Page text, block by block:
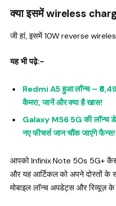
क्या इसमें wireless
जी हां, इसमें 10W reverse
यह भी पढ़े:-
Redmi A5 हुआ लॉन्च –
कैमरा, जानें और क्या है खास!
Galaxy M56 5G की लॉन्च
नए फीचर्स जान चौंक जाएंगे फैन्स!
आपको Infinix Note 50s 5G+
और यह आर्टिकल को अपने दोस्तों के
मोबाइल लॉन्च अपडेट्स और रिव्यूज़